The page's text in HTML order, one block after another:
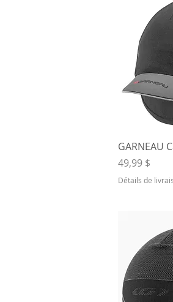
GARNEAU
Prix
49,99 $
Détails de